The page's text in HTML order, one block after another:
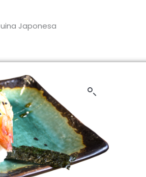
Japonesa